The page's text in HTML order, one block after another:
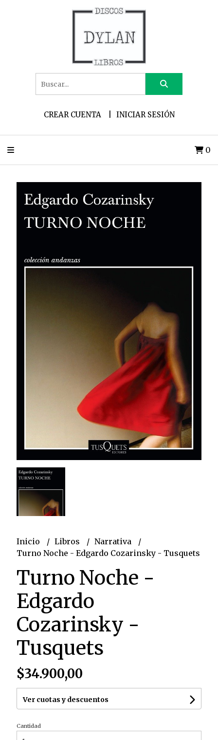
CREAR CUENTA INICIAR SESIÓN
0
Inicio Libros
Narrativa
Turno Noche - Edgardo Cozarinsky - Tusquets
Turno Noche -
Edgardo
Cozarinsky -
Tusquets
$34.900,00
Ver cuotas y descuentos
Cantidad